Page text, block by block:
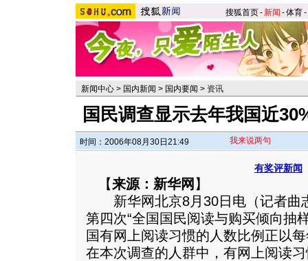
搜狐首页-新闻 -体育-
新闻中心 > 国内新闻 > 国内要闻 > 资讯
国民调查显示去年我国近
时间：2006年08月30日21:49 我来说两句
有奖评新闻
【来源：新华网 】
新华网北京8月30日电（记者曲
第四次“全国国民阅读与购买倾向抽
国有网上阅读习惯的人数比例正以
在本次调查的人群中，有网上阅读